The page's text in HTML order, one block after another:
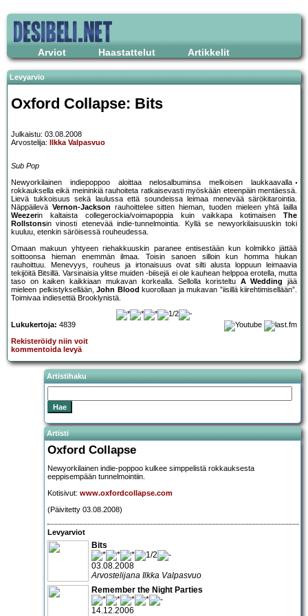
Arviot Haastattelut Artikkelit
Levyarvio
Oxford Collapse: Bits
Julkaistu: 03.08.2008
Arvostelija:
Ilkka Valpasvuo
Sub Pop
Newyorkilainen indiepoppoo aloittaa nelosalbuminsa melkoisen laukkaavalla
rokkauksella eikä meininkiä rauhoiteta ratkaisevasti myöskään eteenpäin mentäessä.
Lievä tukkoisuus sekä laulussa että soundeissa leimaa menevää särökitarointia.
Näppäilevä Vernon-Jackson rauhoittelee sitten hieman, tuoden mieleen yhtä lailla
Weezerin kaltaista collegerockia/voimapoppia kuin vaikkapa kotimaisen The
Rollstonsin vinosti etenevää indie-tunnelmointia. Kyllä se newyorkilaisuuskin toki
kuuluu, etenkin säröisessä rouheudessa.
Omaan makuun yhtyeen riehakkuuskin paranee entisestään kun kolmikko jättää
soittoonsa hieman enemmän ilmaa. Toisin sanoen silloin kun homma hiukan
rauhoittuu. Menevyys, rouheus ja irtonaisuus ovat silti alusta loppuun leimaavia
tekijöitä Bitsillä. Varsinaisia ylitse muiden -biisejä ei ole kauhean helppoa erotella, mutta
taso on kaiken kaikkiaan mukavan korkealla. Sellolla koristeltu A Wedding
jää
mieleen pelkistyksellään, John Blood kuorollaan ja mukavan ”iisillä kiirehtimisellään”.
Toimivaa indiesettiä Brooklynistä.
Lukukertoja: 4839
Rekisteröidy niin voit
kommentoida levyä
Artistihaku
Artisti
Oxford Collapse
Newyorkilainen indie-poppoo kulkee simppelistä rokkauksesta
eeppisempään tunnelmointiin.
Kotisivut: www.oxfordcollapse.com
(Päivitetty 03.08.2008)
Levyarviot
Bits
03.08.2008
Arvostelijana Ilkka Valpasvuo
Remember the Night Parties
14.12.2006